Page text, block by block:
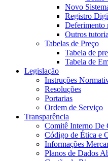
Novo
Registro
Deferimento
Outros
Tabelas de Preço
Tabela de
Tabela de
Legislação
Instruções
Resoluções
Portarias
Ordem de Serviço
Transparência
Comitê Interno De
Código de Ética e
Informações
Planos de Dados